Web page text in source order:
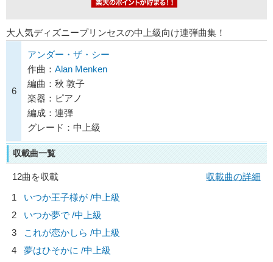
大人気ディズニープリンセスの中上級向け連弾曲集！
6
アンダー・ザ・シー
作曲： Alan Menken
編曲：秋 敦子
楽器：ピアノ
編成：連弾
グレード：中上級
収載曲一覧
12曲を収載
収載曲の詳細
1
いつか王子様が /中上級
2
いつか夢で /中上級
3
これが恋かしら /中上級
4
夢はひそかに /中上級